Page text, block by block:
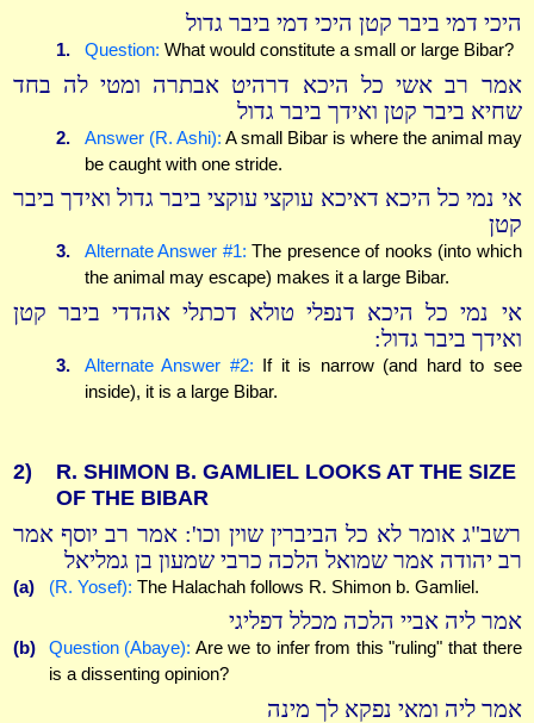
היכי דמי ביבר קטן היכי דמי ביבר גדול
1. Question: What would constitute a small or large Bibar?
אמר רב אשי כל היכא דרהיט אבתרה ומטי לה בחד
שחיא ביבר קטן ואידך ביבר גדול
2. Answer (R. Ashi): A small Bibar is where the animal may
be caught with one stride.
אי נמי כל היכא דאיכא עוקצי עוקצי ביבר גדול ואידך ביבר
קטן
3. Alternate Answer #1: The presence of nooks (into which
the animal may escape) makes it a large Bibar.
אי נמי כל היכא דנפלי טולא דכתלי אהדדי ביבר קטן
ואידך ביבר גדול:
3. Alternate Answer #2: If it is narrow (and hard to see
inside), it is a large Bibar.
2)
R. SHIMON B. GAMLIEL LOOKS AT THE SIZE
OF THE BIBAR
רשב"ג אומר לא כל הביברין שוין וכו': אמר רב יוסף אמר
רב יהודה אמר שמואל הלכה כרבי שמעון בן גמליאל
(a) (R. Yosef): The Halachah follows R. Shimon b. Gamliel.
אמר ליה אביי הלכה מכלל דפליגי
(b) Question (Abaye): Are we to infer from this "ruling" that there
is a dissenting opinion?
אמר ליה ומאי נפקא לך מינה